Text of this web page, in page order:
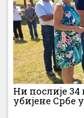
Ни послије
убијене Србе